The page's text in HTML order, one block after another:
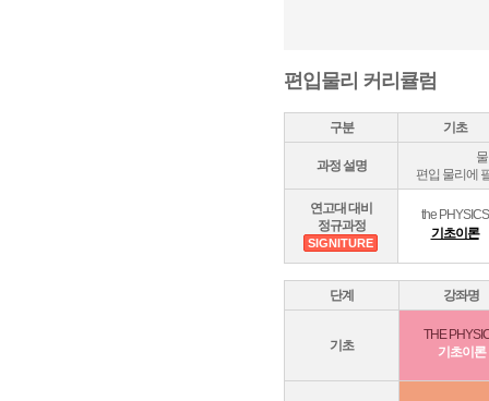
편입물리 커리큘럼
구분 기초
과정 설명
편입 물리에
연고대 대비
정규과정
SIGNITURE
the PHYSICS
기초이론
단계 강좌명
기초
THE
기초이론